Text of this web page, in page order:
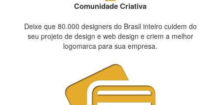
Comunidade Criativa
Deixe que 80.000 designers do Brasil inteiro cuidem do
seu projeto de design e web design e criem a melhor
logomarca para sua empresa.